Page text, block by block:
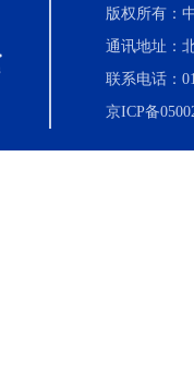
版权所有：
通讯地址：
联系电话：
京ICP备